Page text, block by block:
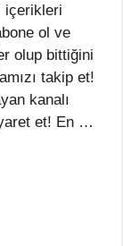
içerikleri
ol ve
olup bittiğini
takip et!
kanalı
et! En …